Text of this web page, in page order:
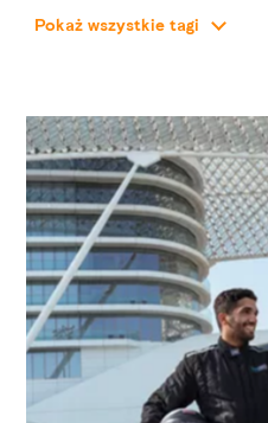
NA ŚWIEŻYM POWIETRZU
Pokaż wszystkie tagi